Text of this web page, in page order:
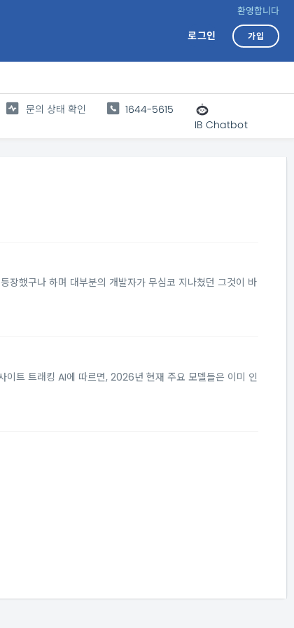
환영합니다
로그인 가입
문의 상태 확인
1644-5615
IB Chatbot
했구나 하며 대부분의 개발자가 무심코 지나쳤던 그것이 바
이트 트래킹 AI에 따르면, 2026년 현재 주요 모델들은 이미 인